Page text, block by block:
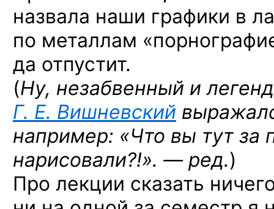
назвала наши графики в
по металлам
да отпустит.
(Ну, незабвенный и
Г. Е. Вишневский
например: «Что вы тут за
нарисовали?!». — ред.)
Про лекции сказать